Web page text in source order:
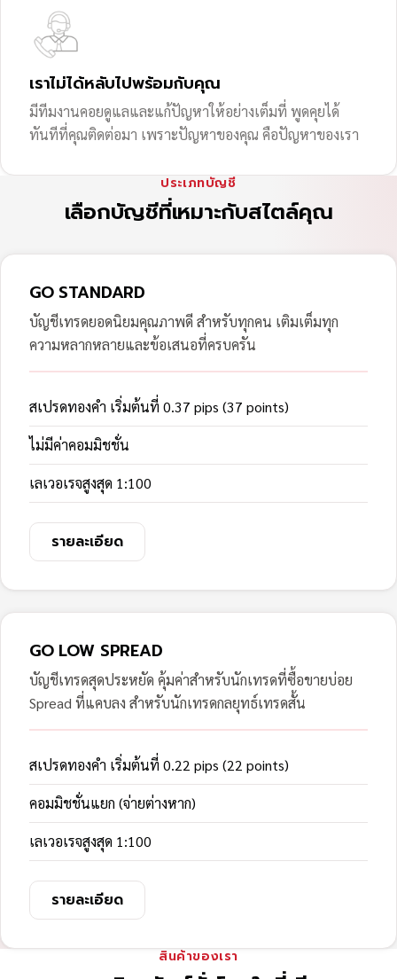
เราไม่ได้หลับไปพร้อมกับคุณ
มีทีมงานคอยดูแลและแก้ปัญหาให้อย่างเต็มที่ พูดคุยได้
ทันทีที่คุณติดต่อมา เพราะปัญหาของคุณ คือปัญหาของเรา
ประเภทบัญชี
เลือกบัญชีที่เหมาะกับสไตล์คุณ
GO STANDARD
บัญชีเทรดยอดนิยมคุณภาพดี สำหรับทุกคน เติมเต็มทุก
ความหลากหลายและข้อเสนอที่ครบครัน
สเปรดทองคำ เริ่มต้นที่ 0.37 pips (37 points)
ไม่มีค่าคอมมิชชั่น
เลเวอเรจสูงสุด 1:100
รายละเอียด
GO LOW SPREAD
บัญชีเทรดสุดประหยัด คุ้มค่าสำหรับนักเทรดที่ซื้อขายบ่อย
Spread ที่แคบลง สำหรับนักเทรดกลยุทธ์เทรดสั้น
สเปรดทองคำ เริ่มต้นที่ 0.22 pips (22 points)
คอมมิชชั่นแยก (จ่ายต่างหาก)
เลเวอเรจสูงสุด 1:100
รายละเอียด
สินค้าของเรา